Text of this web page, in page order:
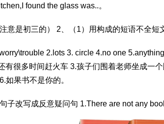
found the glass was..。
意是初三的） 2、（1）用构成的短语不全短
2.lots 3. circle 4.no one
有很多时间赶火车 3.孩子们围着老师坐成一
如果书不是你的。
子改写成反意疑问句 1.There are not any